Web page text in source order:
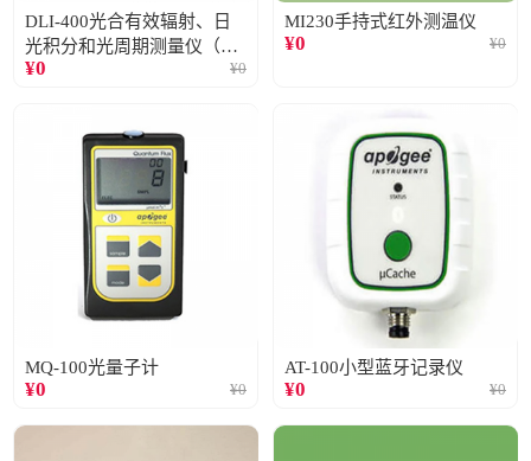
DLI-400光合有效辐射、日
光积分和光周期测量仪（仅
阳光）
¥0 ¥0
MI230手持式红外测温仪
¥0 ¥0
MQ-100光量子计
¥0 ¥0
AT-100小型蓝牙记录仪
¥0 ¥0